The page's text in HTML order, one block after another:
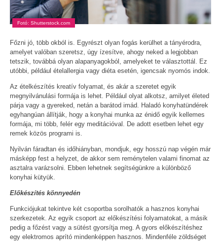
Fotó: Shutterstock.com
Főzni jó, több okból is. Egyrészt olyan fogás kerülhet a tányérodra,
amelyet valóban szeretsz, úgy ízesítve, ahogy neked a legjobban
tetszik, továbbá olyan alapanyagokból, amelyeket te választottál. Ez
utóbbi, például ételallergia vagy diéta esetén, igencsak nyomós indok.
Az ételkészítés kreatív folyamat, és akár a szeretet egyik
megnyilvánulási formája is lehet. Például olyat alkotsz, amilyet életed
párja vagy a gyereked, netán a barátod imád. Haladó konyhatündérek
egyhangúan állítják, hogy a konyhai munka az énidő egyik kellemes
formája, mi több, felér egy meditációval. De adott esetben lehet egy
remek közös programi is.
Nyilván fáradtan és időhiányban, mondjuk, egy hosszú nap végén már
másképp fest a helyzet, de akkor sem reménytelen valami finomat az
asztalra varázsolni. Ebben lehetnek segítségünkre a különböző
konyhai kütyük.
Előkészítés könnyedén
Funkciójukat tekintve két csoportba sorolhatók a hasznos konyhai
szerkezetek. Az egyik csoport az előkészítési folyamatokat, a másik
pedig a főzést vagy a sütést gyorsítja meg. A gyors előkészítéshez
egy elektromos aprító mindenképpen hasznos. Mindenféle zöldséget